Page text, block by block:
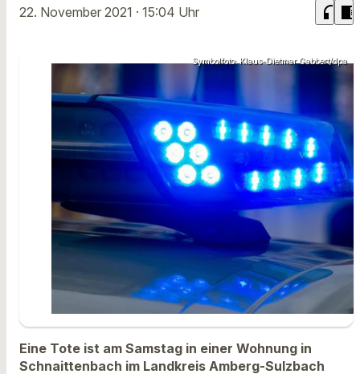
22. November 2021 · 15:04 Uhr headphones chrome_reader_mode
Symbolfoto: Klaus-Dietmar Gabbert/dpa
Eine Tote ist am Samstag in einer Wohnung in
Schnaittenbach im Landkreis Amberg-Sulzbach